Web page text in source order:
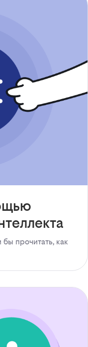
прочитать, как